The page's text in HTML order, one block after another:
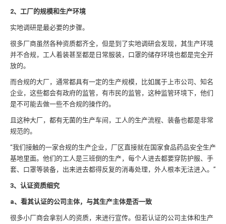
2、工厂的规模和生产环境
实地调研是最必要的步骤。
很多厂商虽然各种资质都齐全，但是到了实地调研会发现，其生产环境
并不合规，工人着装甚至都是日常服装，口罩的储存环境也都是完全开
放的。
而合规的大厂，通常都具有一定的生产规模，比如属于上市公司、知名
企业，这些都会有政府的监管，有市民的监管，这种监管环境下，他们
是不可能去做一些不合规的操作的。
且这种大厂，都有无菌的生产车间，工人的生产流程、装备也都是非常
规范的。
“我们接触的一家合规的生产企业，厂区直接就在国家食品药品安全生产
基地里面。他们的工人是三班倒的生产，每个人进去都要穿防护服、手
套、口罩等装备，出来进去都得反复的消毒处理，外人根本无法进入。”
3、认证资质细究
a、看其认证的公司主体，与其生产主体是否一致
很多小厂商会拿别人的资质，来进行宣传。但若认证的公司主体和生产